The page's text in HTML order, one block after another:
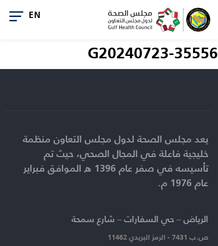
G20240723-35556
الرياض – حي السفارات – شارع سمحة​
ص.ب 7431 - الرمز البريدي 11462
يعد مجلس الصحة لدول مجلس التعاون منظمة
خليجية فاعلة في المجال الصحي، حيث تم
تأسيسه في صفر عام 1396 ه الموافق فبراير
عام 1976 م.